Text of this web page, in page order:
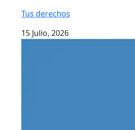
Tus derechos
15 Julio, 2026